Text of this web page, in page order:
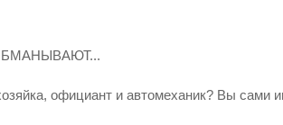
официант и автомеханик? Вы сами